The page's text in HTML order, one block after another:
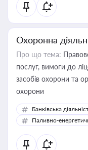
Охоронна
Про що тема:
послуг, вимоги до
засобів охорони та
охорони
Банківська
Паливно-